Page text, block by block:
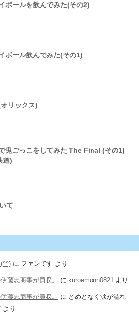
ボールを飲んでみた(その2)
ボール飲んでみた(その1)
リックス)
鬼ごっこをしてみた The Final (その1)
道)
て
に ファンです より
藤忠商事が買収。 に kuroemonn0821 より
藤忠商事が買収。 に とめどなく涙が溢れ
より